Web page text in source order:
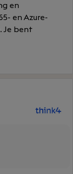
en
en Azure-
Je bent